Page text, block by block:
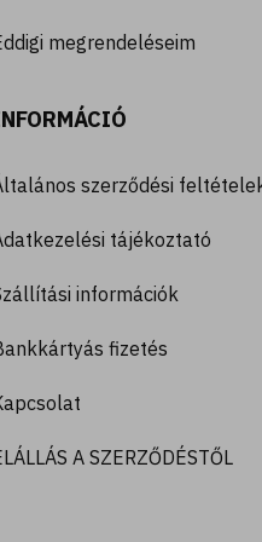
megrendeléseim
szerződési
tájékoztató
információk
fizetés
A SZERZŐDÉSTŐL